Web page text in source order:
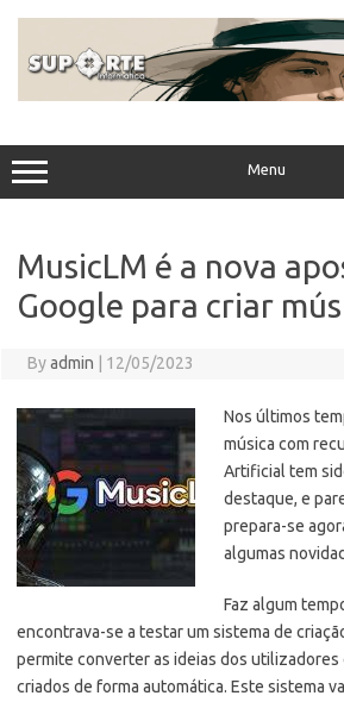
Menu
MusicLM é a nova
Google para criar
Byadmin 12/05/2023
Nos últimos
música com
Artificial tem
destaque, e
prepara-se
algumas
Faz algum
encontrava-se a testar um sistema de
permite converter as ideias dos
criados de forma automática. Este sistema